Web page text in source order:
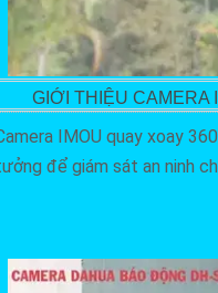
GIỚI THIỆU CAMERA
IMOU quay xoay
để giám sát an ninh